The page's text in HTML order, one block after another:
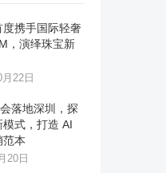
度携手国际轻奢
，演绎珠宝新
22日
会落地深圳，探
式，打造 AI
范本
20日